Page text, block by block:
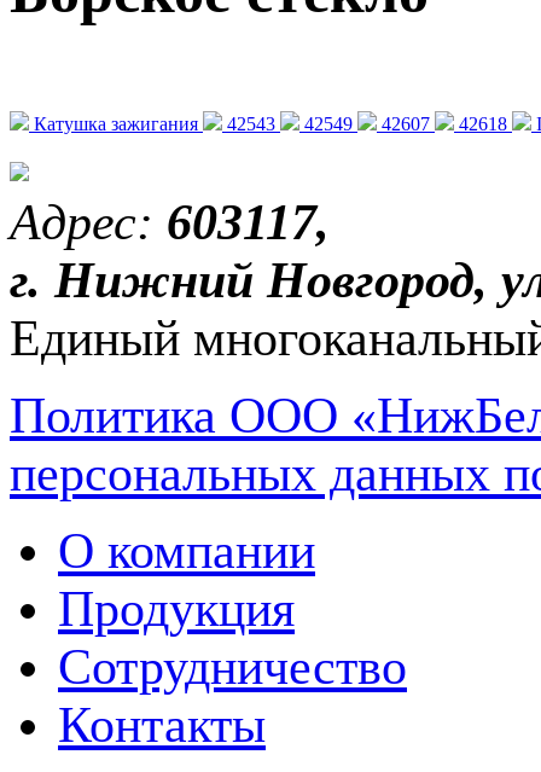
Катушка зажигания 42543 42549 42607 42618
Адрес: 603117,
г. Нижний Новгород,
Единый
Политика ООО
персональных данных
О компании
Продукция
Сотрудничество
Контакты